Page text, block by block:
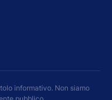
informativo. Non siamo